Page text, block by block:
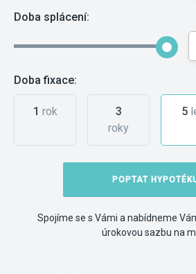
Doba splácení:
Doba fixace:
1 rok
3
roky
5
POPTAT
Spojíme se s Vámi a nabídneme
úrokovou sazbu na